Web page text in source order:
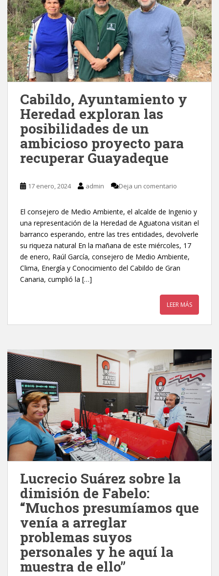
Cabildo, Ayuntamiento y
Heredad exploran las
posibilidades de un
ambicioso proyecto para
recuperar Guayadeque
17 enero, 2024 admin Deja un comentario
El consejero de Medio Ambiente, el alcalde de Ingenio y
una representación de la Heredad de Aguatona visitan el
barranco esperando, entre las tres entidades, devolverle
su riqueza natural En la mañana de este miércoles, 17
de enero, Raúl García, consejero de Medio Ambiente,
Clima, Energía y Conocimiento del Cabildo de Gran
Canaria, cumplió la […]
LEER MÁS
Lucrecio Suárez sobre la
dimisión de Fabelo:
“Muchos presumíamos que
venía a arreglar
problemas suyos
personales y he aquí la
muestra de ello”